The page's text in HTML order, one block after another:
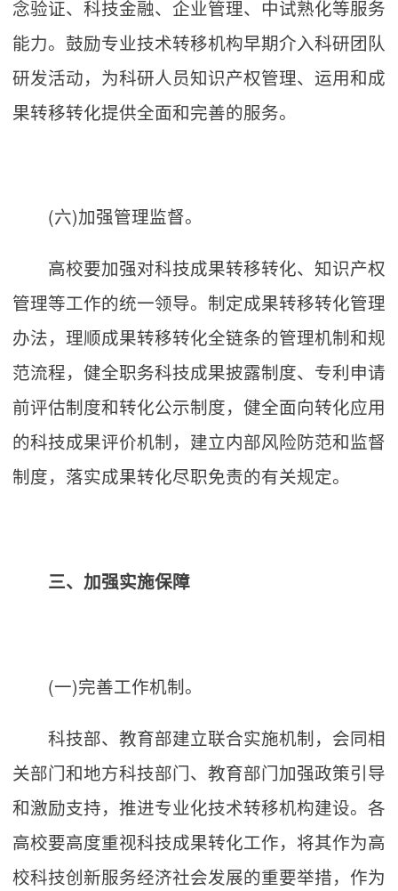
念验证、科技金融、企业管理、中试熟化等服务
能力。鼓励专业技术转移机构早期介入科研团队
研发活动，为科研人员知识产权管理、运用和成
果转移转化提供全面和完善的服务。
(六)加强管理监督。
高校要加强对科技成果转移转化、知识产权
管理等工作的统一领导。制定成果转移转化管理
办法，理顺成果转移转化全链条的管理机制和规
范流程，健全职务科技成果披露制度、专利申请
前评估制度和转化公示制度，健全面向转化应用
的科技成果评价机制，建立内部风险防范和监督
制度，落实成果转化尽职免责的有关规定。
三、加强实施保障
(一)完善工作机制。
科技部、教育部建立联合实施机制，会同相
关部门和地方科技部门、教育部门加强政策引导
和激励支持，推进专业化技术转移机构建设。各
高校要高度重视科技成果转化工作，将其作为高
校科技创新服务经济社会发展的重要举措，作为